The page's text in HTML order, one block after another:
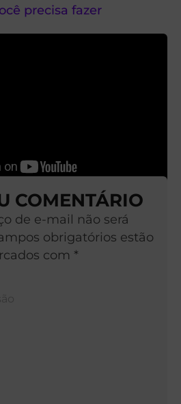
precisa fazer
COMENTÁRIO
de e-mail não será
obrigatórios estão
com *